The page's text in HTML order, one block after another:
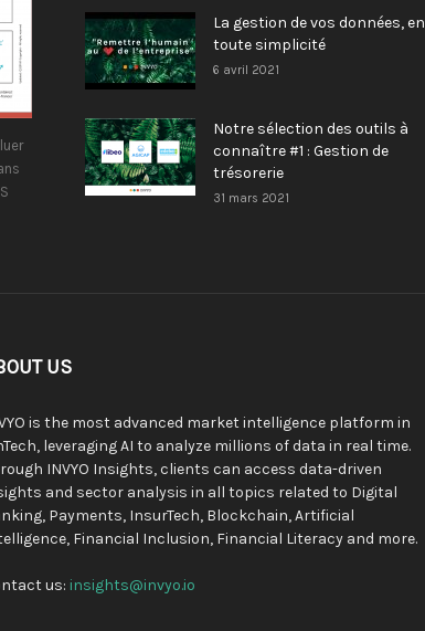
La gestion de vos données, en
toute simplicité
6 avril 2021
Notre sélection des outils à
connaître #1 : Gestion de
trésorerie
31 mars 2021
US
is the most advanced market intelligence platform in
leveraging AI to analyze millions of data in real time.
INVYO Insights, clients can access data-driven
and sector analysis in all topics related to Digital
Payments, InsurTech, Blockchain, Artificial
Financial Inclusion, Financial Literacy and more.
us: insights@invyo.io